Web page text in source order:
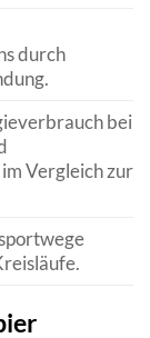
durch
bei
Vergleich zur